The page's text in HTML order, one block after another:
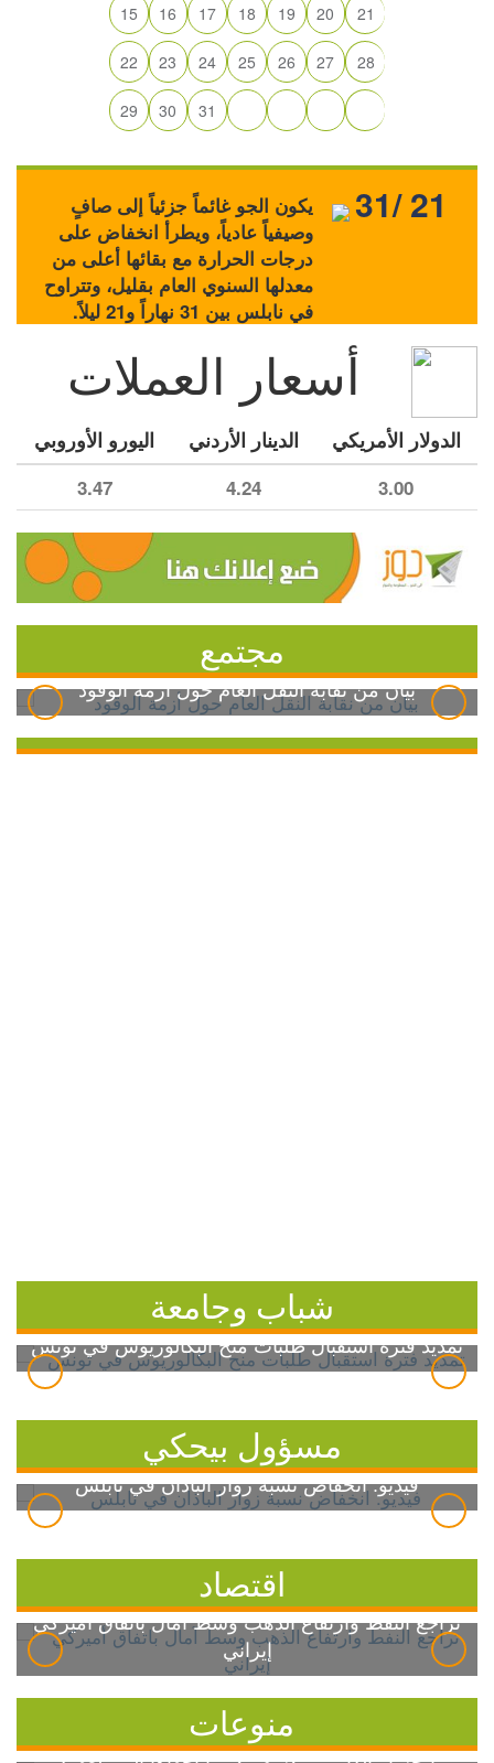
15 16 17 18 19 20 21
22 23 24 25 26 27 28
29 30 31
يكون الجو غائماً جزئياً إلى صافٍ
وصيفياً عادياً، ويطرأ انخفاض على
درجات الحرارة مع بقائها أعلى من
معدلها السنوي العام بقليل، وتتراوح
في نابلس بين 31 نهاراً و21 ليلاً.
31/ 21
أسعار العملات
الدولار الأمريكي الدينار الأردني اليورو الأوروبي
3.00
4.24
3.47
مجتمع
بيان من نقابة النقل العام حول أزمة الوقود
شباب وجامعة
تمديد فترة استقبال طلبات منح البكالوريوس في تونس
مسؤول بيحكي
فيديو: انخفاض نسبة زوار الباذان في نابلس
اقتصاد
تراجع النفط وارتفاع الذهب وسط آمال باتفاق أميركي
إيراني
منوعات